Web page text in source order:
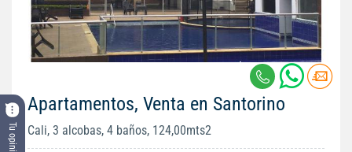
Tu opinión
Apartamentos, Venta en Santorino
Cali, 3 alcobas, 4 baños, 124,00mts2